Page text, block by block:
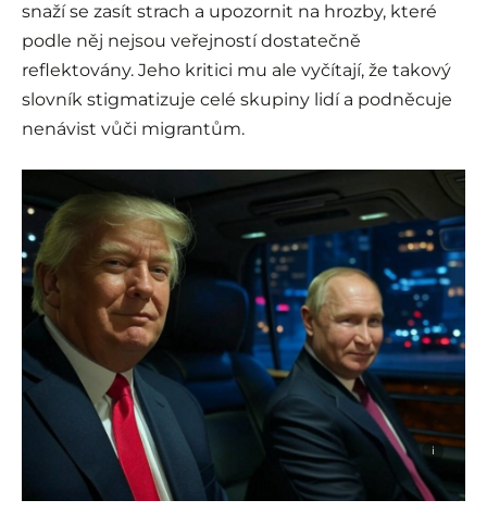
snaží se zasít strach a upozornit na hrozby, které
podle něj nejsou veřejností dostatečně
reflektovány. Jeho kritici mu ale vyčítají, že takový
slovník stigmatizuje celé skupiny lidí a podněcuje
nenávist vůči migrantům.
i